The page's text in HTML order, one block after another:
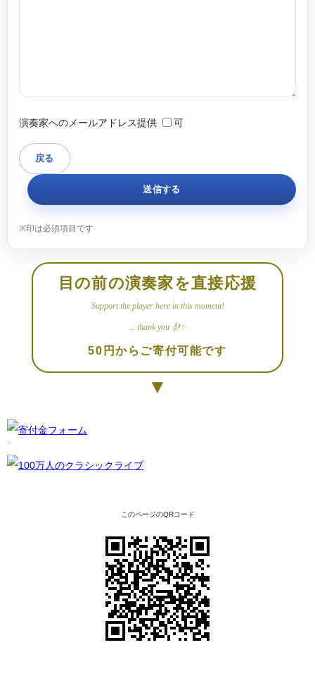
演奏家へのメールアドレス提供 可
目の前の演奏家を直接応援
Support the player here in this moment!
... thank you 🎻✨
50円からご寄付可能です
▼
このページのQRコード